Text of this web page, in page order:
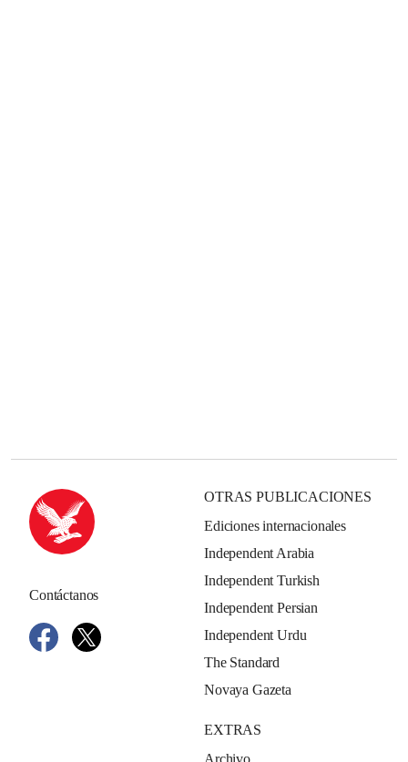
Contáctanos
OTRAS PUBLICACIONES
Ediciones internacionales
Independent Arabia
Independent Turkish
Independent Persian
Independent Urdu
The Standard
Novaya Gazeta
EXTRAS
Archivo